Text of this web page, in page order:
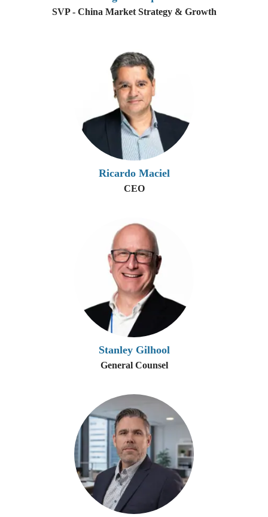
SVP - China Market Strategy & Growth
Ricardo Maciel
CEO
Stanley Gilhool
General Counsel